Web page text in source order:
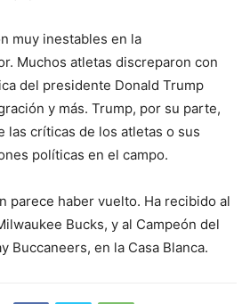
muy inestables en la
Muchos atletas discreparon con
del presidente Donald Trump
y más. Trump, por su parte,
las críticas de los atletas o sus
políticas en el campo.
parece haber vuelto. Ha recibido al
Bucks, y al Campeón del
Buccaneers, en la Casa Blanca.